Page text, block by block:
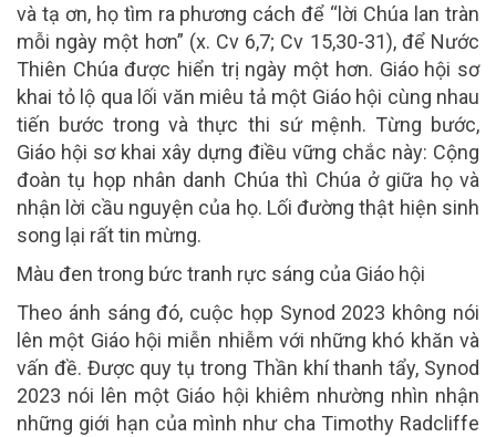
và tạ ơn, họ tìm ra phương cách để “lời Chúa lan tràn
mỗi ngày một hơn” (x. Cv 6,7; Cv 15,30-31), để Nước
Thiên Chúa được hiển trị ngày một hơn. Giáo hội sơ
khai tỏ lộ qua lối văn miêu tả một Giáo hội cùng nhau
tiến bước trong và thực thi sứ mệnh. Từng bước,
Giáo hội sơ khai xây dựng điều vững chắc này: Cộng
đoàn tụ họp nhân danh Chúa thì Chúa ở giữa họ và
nhận lời cầu nguyện của họ. Lối đường thật hiện sinh
song lại rất tin mừng.
Màu đen trong bức tranh rực sáng của Giáo hội
Theo ánh sáng đó, cuộc họp Synod 2023 không nói
lên một Giáo hội miễn nhiễm với những khó khăn và
vấn đề. Được quy tụ trong Thần khí thanh tẩy, Synod
2023 nói lên một Giáo hội khiêm nhường nhìn nhận
những giới hạn của mình như cha Timothy Radcliffe